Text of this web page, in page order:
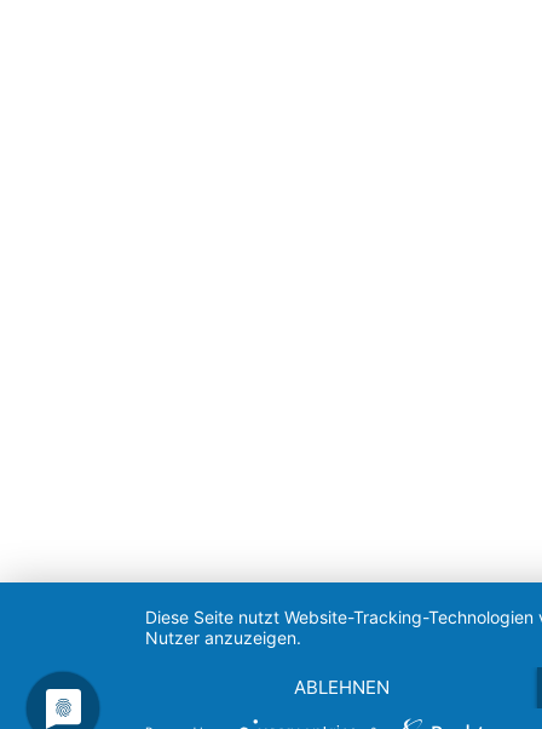
Diese Seite nutzt Website-Tracking-
Nutzer anzuzeigen.
ABLEHNEN